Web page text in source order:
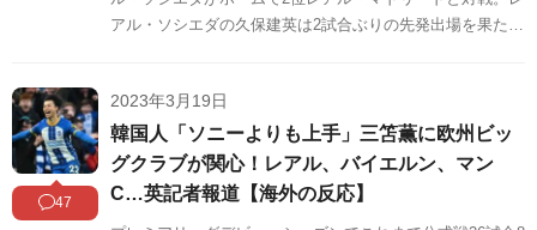
アル・ソシエダの久保建英は2試合ぶりの先発出場を果た
47
2023年3月19日
韓国人「ソニーよりも上手」三笘薫に欧州ビッ
グクラブが関心！レアル、バイエルン、マン
C…英記者報道【海外の反応】